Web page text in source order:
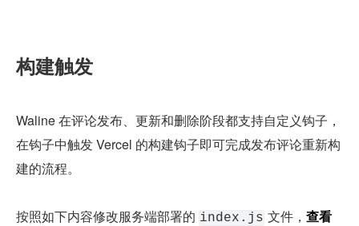
构建触发
Waline 在评论发布、更新和删除阶段都支持自定义钩子，
在钩子中触发 Vercel 的构建钩子即可完成发布评论重新构
建的流程。
按照如下内容修改服务端部署的 index.js 文件， 查看